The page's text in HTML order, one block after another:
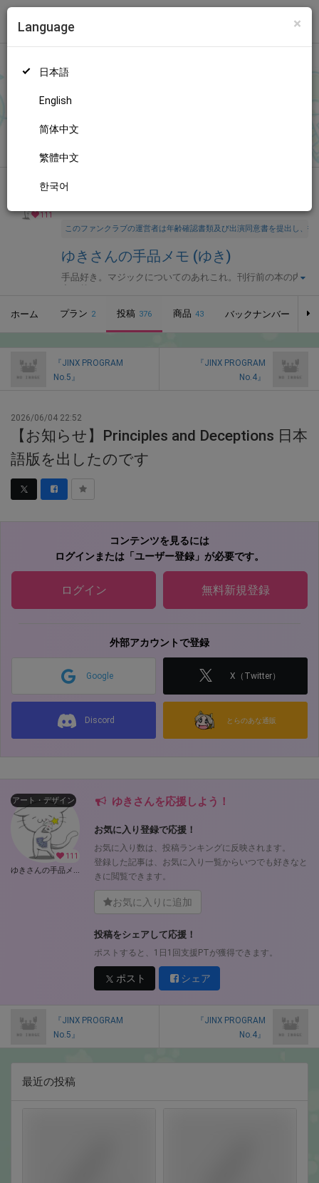
トップ
×
Language
日本語
English
简体中文
繁體中文
한국어
が応援しています。
どの特別なコンテンツをお楽しみいただけます。
111
全年齢向け
このファンクラブの運営者は年齢確認書類及び出演同意書を提出し、
ゆきさんの手品メモ (ゆき)
手品好き。マジックについてのあれこれ。刊行前の本の内
ホーム プラン 2 投稿 376 商品 43 バックナンバー
『JINX PROGRAM
No.5』
『JINX PROGRAM
No.4』
2026/06/04 22:52
【お知らせ】Principles and Deceptions 日本
語版を出したのです
コンテンツを見るには
ログインまたは「ユーザー登録」が必要です。
ログイン 無料新規登録
外部アカウントで登録
Google X（Twitter）
Discord とらのあな通販
111
アート・デザイン
ゆきさんの手品メモ (ゆき)
ゆきさんを応援しよう！
お気に入り登録で応援！
お気に入り数は、投稿ランキングに反映されます。
登録した記事は、お気に入り一覧からいつでも好きなと
きに閲覧できます。
お気に入りに追加
投稿をシェアして応援！
ポストすると、1日1回支援PTが獲得できます。
ポスト シェア
『JINX PROGRAM
No.5』
『JINX PROGRAM
No.4』
最近の投稿